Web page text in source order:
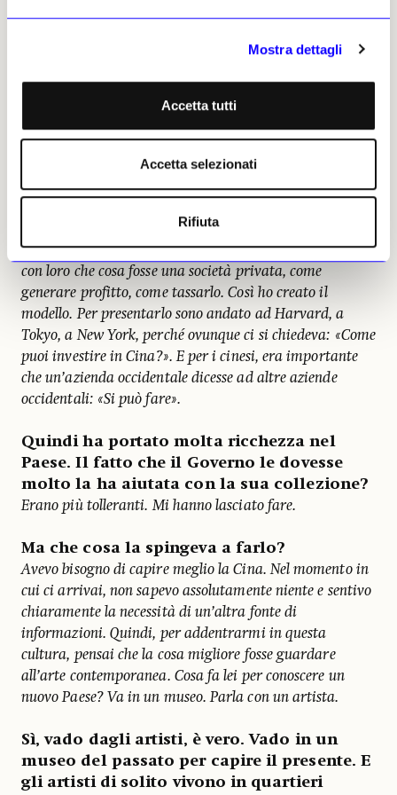
Mostra dettagli
Accetta tutti
Accetta selezionati
Rifiuta
E il 1979 è stato l’anno in cui è arrivato per
vicepresidente della Cina-Schindler
Elevator Co. a Pechino.
Sì, venni mandato in Cina per contribuire alla
Cina non sono conosciuto per l’arte, ma per avere
portato il capitalismo nel Paese. Oggi gli investimenti
esteri in Cina sono assolutamente normali, ma allora
comunista in una capitalista. Non esisteva un quadro
giuridico per un’economia capitalista. Dovetti definire
con loro che cosa fosse una società privata, come
generare profitto, come tassarlo. Così ho creato il
modello. Per presentarlo sono andato ad Harvard, a
Tokyo, a New York, perché ovunque ci si chiedeva: «Come
puoi investire in Cina?». E per i cinesi, era importante
che un’azienda occidentale dicesse ad altre aziende
occidentali: «Si può fare».
Quindi ha portato molta ricchezza nel
Paese. Il fatto che il Governo le dovesse
molto la ha aiutata con la sua collezione?
Erano più tolleranti. Mi hanno lasciato fare.
Ma che cosa la spingeva a farlo?
Avevo bisogno di capire meglio la Cina. Nel momento in
cui ci arrivai, non sapevo assolutamente niente e sentivo
chiaramente la necessità di un’altra fonte di
informazioni. Quindi, per addentrarmi in questa
cultura, pensai che la cosa migliore fosse guardare
all’arte contemporanea. Cosa fa lei per conoscere un
nuovo Paese? Va in un museo. Parla con un artista.
Sì, vado dagli artisti, è vero. Vado in un
museo del passato per capire il presente. E
gli artisti di solito vivono in quartieri